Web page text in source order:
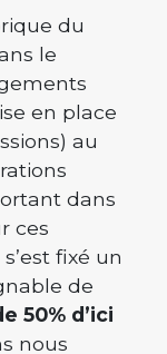
du
le
en place
au
dans
ces
fixé un
de
50% d’ici
nous